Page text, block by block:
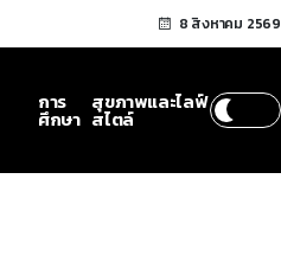
8 สิงหาคม 2569
การ
ศึกษา
สุขภาพและไลฟ์
สไตล์